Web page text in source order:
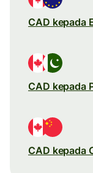
CAD kepada
CAD kepada
CAD kepada